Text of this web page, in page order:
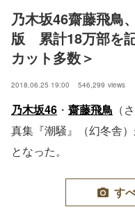
乃木坂46齋藤飛鳥
版　累計18万部を
カット多数＞
2018.06.25 19:00 546,299 views
乃木坂46 ・ 齋藤飛鳥 （
真集『潮騒』（幻冬舎
となった。
す